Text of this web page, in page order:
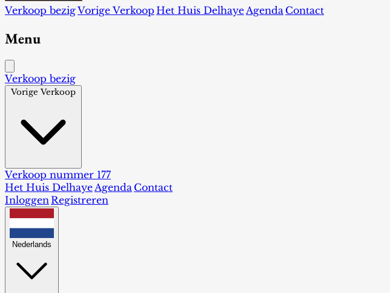
Verkoop bezigVorige Verkoop Het Huis Delhaye Agenda Contact
Menu
Verkoop bezig
Vorige Verkoop
Verkoop nummer 177
Het Huis DelhayeAgenda Contact
InloggenRegistreren
Nederlands